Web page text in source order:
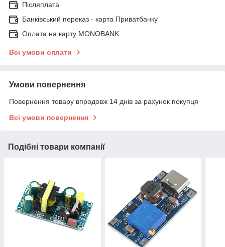
Післяплата
Банківський переказ - карта Приватбанку
Оплата на карту MONOBANK
Всі умови оплати
Умови повернення
Повернення товару впродовж 14 днів за рахунок покупця
Всі умови повернення
Подібні товари компанії